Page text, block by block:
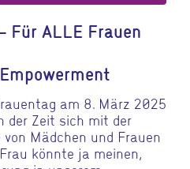
Für ALLE Frauen
am 8. März 2025
der Zeit sich mit der
Mädchen und Frauen
könnte ja meinen,